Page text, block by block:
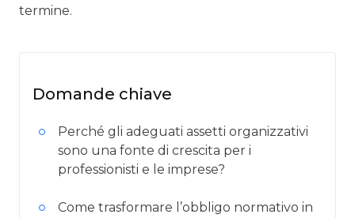
termine.
Domande chiave
Perché gli adeguati assetti organizzativi
sono una fonte di crescita per i
professionisti e le imprese?
Come trasformare l’obbligo normativo in